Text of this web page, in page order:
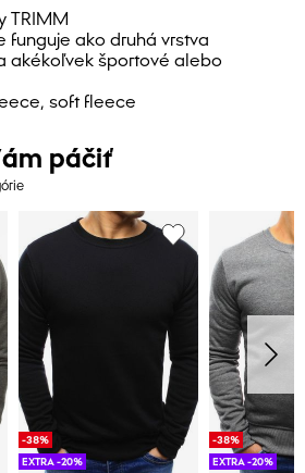
TRIMM
funguje ako druhá vrstva
akékoľvek športové alebo
soft fleece
páčiť
-38%
EXTRA -20%
-38%
EXTRA -20%